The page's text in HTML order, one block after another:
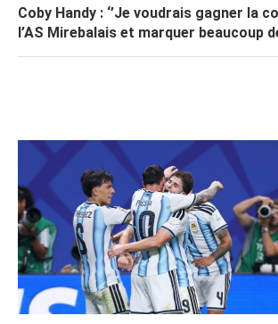
Coby Handy : ‘’Je voudrais gagner la
l’AS Mirebalais et marquer beaucoup